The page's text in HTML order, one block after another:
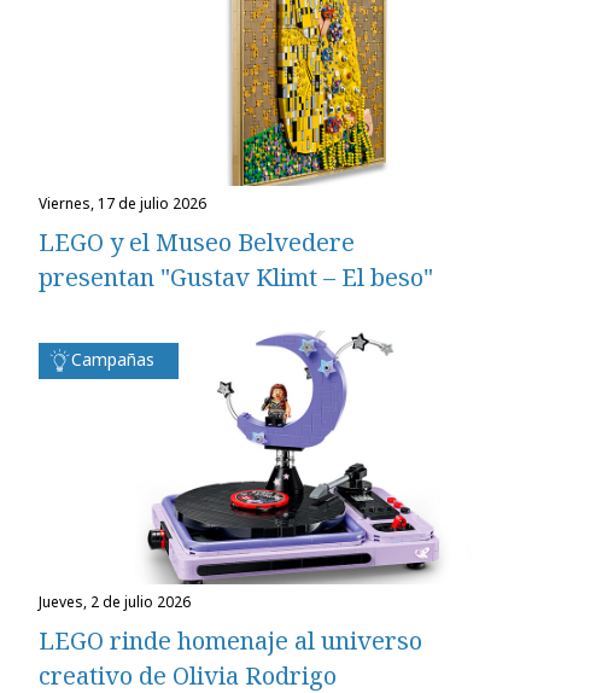
viernes, 17 de julio 2026
LEGO y el Museo Belvedere
presentan "Gustav Klimt – El beso"
Campañas
jueves, 2 de julio 2026
LEGO rinde homenaje al universo
creativo de Olivia Rodrigo